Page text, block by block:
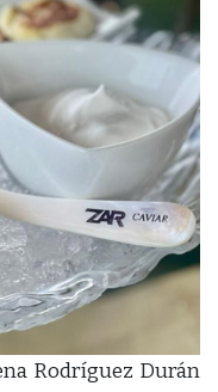
Rodríguez Durán